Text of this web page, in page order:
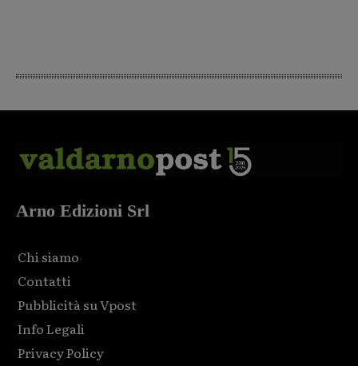
Arno Edizioni Srl
Chi siamo
Contatti
Pubblicità su Vpost
Info Legali
Privacy Policy